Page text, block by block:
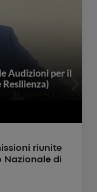
riunite
Nazionale di